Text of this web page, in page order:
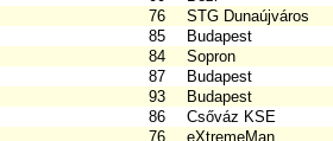
76
STG Dunaújváros
85
Budapest
84
Sopron
87
Budapest
93
Budapest
86
Csőváz KSE
76
eXtremeMan